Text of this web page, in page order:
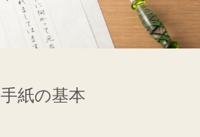
手紙の基本